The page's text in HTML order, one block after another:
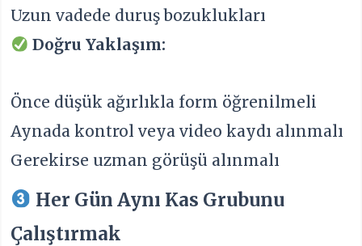
Uzun vadede duruş bozuklukları
Doğru Yaklaşım:
Önce düşük ağırlıkla form öğrenilmeli
Aynada kontrol veya video kaydı alınmalı
Gerekirse uzman görüşü alınmalı
Her Gün Aynı Kas Grubunu
Çalıştırmak